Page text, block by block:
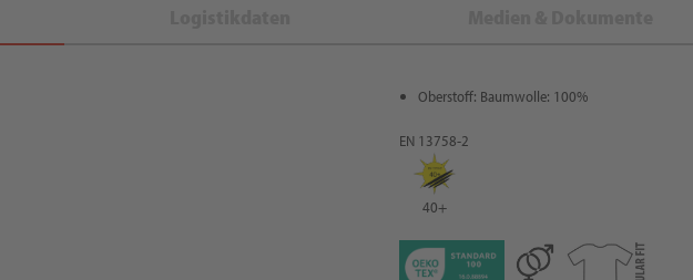
Oberstoff: Baumwolle: 100%
EN 13758-2
40+